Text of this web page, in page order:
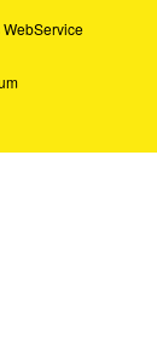
WebService